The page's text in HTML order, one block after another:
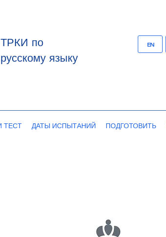
ТРКИ по
русскому языку
EN
ТЕСТ ДАТЫ ИСПЫТАНИЙ ПОДГОТОВИТЬ